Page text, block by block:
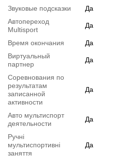
Звуковые подсказки
Да
Автопереход
Multisport
Да
Время окончания
Да
Виртуальный
партнер
Да
Соревнования по
результатам
записанной
активности
Да
Авто мультиспорт
деятельности
Да
Ручні
мультиспортивні
заняття
Да